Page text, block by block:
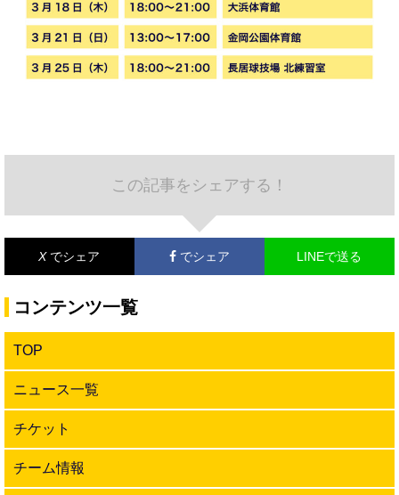
この記事をシェアする！
X でシェア でシェア LINEで送る
コンテンツ一覧
TOP
ニュース一覧
チケット
チーム情報